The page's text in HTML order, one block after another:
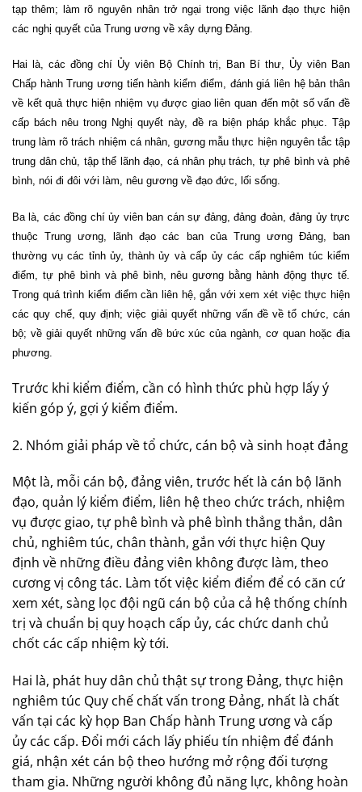
tạp thêm; làm rõ nguyên nhân trở ngại trong việc lãnh đạo thực hiện
các nghị quyết của Trung ương về xây dựng Đảng.
Hai là, các đồng chí Ủy viên Bộ Chính trị, Ban Bí thư, Ủy viên Ban
Chấp hành Trung ương tiến hành kiểm điểm, đánh giá liên hệ bản thân
về kết quả thực hiện nhiệm vụ được giao liên quan đến một số vấn đề
cấp bách nêu trong Nghị quyết này, đề ra biện pháp khắc phục. Tập
trung làm rõ trách nhiệm cá nhân, gương mẫu thực hiện nguyên tắc tập
trung dân chủ, tập thể lãnh đạo, cá nhân phụ trách, tự phê bình và phê
bình, nói đi đôi với làm, nêu gương về đạo đức, lối sống.
Ba là, các đồng chí ủy viên ban cán sự đảng, đảng đoàn, đảng ủy trực
thuộc Trung ương, lãnh đạo các ban của Trung ương Đảng, ban
thường vụ các tỉnh ủy, thành ủy và cấp ủy các cấp nghiêm túc kiểm
điểm, tự phê bình và phê bình, nêu gương bằng hành động thực tế.
Trong quá trình kiểm điểm cần liên hệ, gắn với xem xét việc thực hiện
các quy chế, quy định; việc giải quyết những vấn đề về tổ chức, cán
bộ; về giải quyết những vấn đề bức xúc của ngành, cơ quan hoặc địa
phương.
Trước khi kiểm điểm, cần có hình thức phù hợp lấy ý
kiến góp ý, gợi ý kiểm điểm.
2. Nhóm giải pháp về tổ chức, cán bộ và sinh hoạt đảng
Một là, mỗi cán bộ, đảng viên, trước hết là cán bộ lãnh
đạo, quản lý kiểm điểm, liên hệ theo chức trách, nhiệm
vụ được giao, tự phê bình và phê bình thẳng thắn, dân
chủ, nghiêm túc, chân thành, gắn với thực hiện Quy
định về những điều đảng viên không được làm, theo
cương vị công tác. Làm tốt việc kiểm điểm để có căn cứ
xem xét, sàng lọc đội ngũ cán bộ của cả hệ thống chính
trị và chuẩn bị quy hoạch cấp ủy, các chức danh chủ
chốt các cấp nhiệm kỳ tới.
Hai là, phát huy dân chủ thật sự trong Đảng, thực hiện
nghiêm túc Quy chế chất vấn trong Đảng, nhất là chất
vấn tại các kỳ họp Ban Chấp hành Trung ương và cấp
ủy các cấp. Đổi mới cách lấy phiếu tín nhiệm để đánh
giá, nhận xét cán bộ theo hướng mở rộng đối tượng
tham gia. Những người không đủ năng lực, không hoàn